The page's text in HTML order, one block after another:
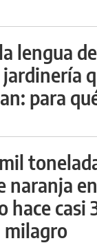
lengua
para
naranja
hace casi